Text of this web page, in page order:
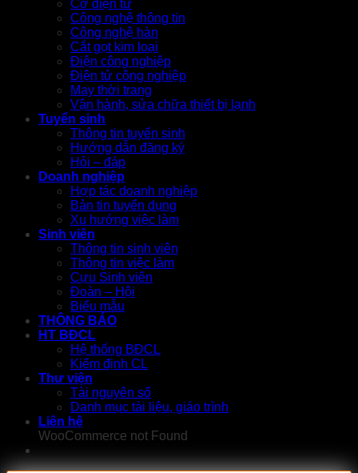
Cơ điện tử
Công nghệ thông tin
Công nghệ hàn
Cắt gọt kim loại
Điện công nghiệp
Điện tử công nghiệp
May thời trang
Vận hành, sửa chữa thiết bị lạnh
Tuyển sinh
Thông tin tuyển sinh
Hướng dẫn đăng ký
Hỏi – đáp
Doanh nghiệp
Hợp tác doanh nghiệp
Bản tin tuyển dụng
Xu hướng việc làm
Sinh viên
Thông tin sinh viên
Thông tin việc làm
Cựu Sinh viên
Đoàn – Hội
Biểu mẫu
THÔNG BÁO
HT BĐCL
Hệ thống BĐCL
Kiểm định CL
Thư viện
Tài nguyên số
Danh mục tài liệu, giáo trình
Liên hệ
WooCommerce not Found